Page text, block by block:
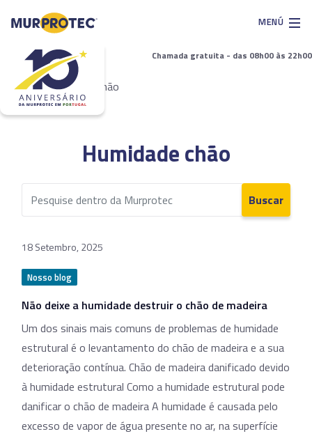
MENÚ
Chamada gratuita - das 08h00 às 22h00
Início>Humidade chão
Humidade chão
Buscar
18 Setembro, 2025
Nosso blog
Não deixe a humidade destruir o chão de madeira
Um dos sinais mais comuns de problemas de humidade
estrutural é o levantamento do chão de madeira e a sua
deterioração contínua. Chão de madeira danificado devido
à humidade estrutural Como a humidade estrutural pode
danificar o chão de madeira A humidade é causada pelo
excesso de vapor de água presente no ar, na superfície